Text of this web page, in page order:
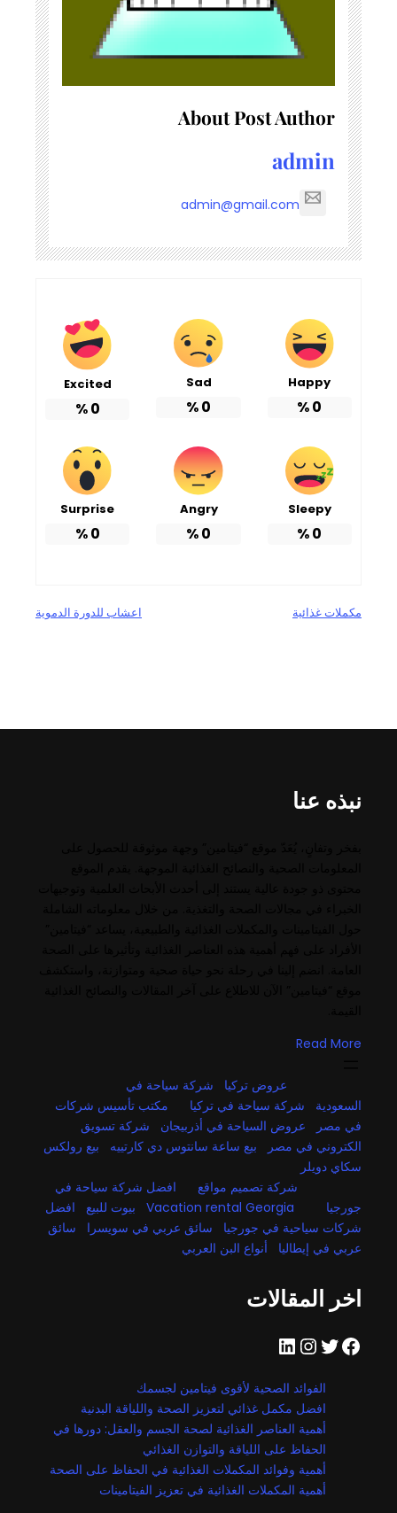
About Post Author
admin
admin@gmail.com
Happy
0
%
Sad
0
%
Excited
0
%
Sleepy
0
%
Angry
0
%
Surprise
0
%
مكملات غذائية اعشاب للدورة الدموية
نبذه عنا
Read More
عروض تركيا
شركة سياحة في
السعودية
شركة سياحة في تركيا
مكتب تأسيس شركات
في مصر
عروض السياحة في أذربيجان
شركة تسويق
الكتروني في مصر
بيع ساعة سانتوس دي كارتييه
بيع رولكس
سكاي دويلر
شركة تصميم مواقع
افضل شركة سياحة في
جورجيا
Vacation rental Georgia بيوت للبيع
افضل
شركات سياحية في جورجيا
سائق عربي في سويسرا
سائق
عربي في إيطاليا
أنواع البن العربي
اخر المقالات
فيسبوك تويتر إنستجرام لينكد إن
الفوائد الصحية لأقوى فيتامين لجسمك
افضل مكمل غذائي لتعزيز الصحة واللياقة البدنية
أهمية العناصر الغذائية لصحة الجسم والعقل: دورها في
الحفاظ على اللياقة والتوازن الغذائي
أهمية وفوائد المكملات الغذائية في الحفاظ على الصحة
أهمية المكملات الغذائية في تعزيز الفيتامينات